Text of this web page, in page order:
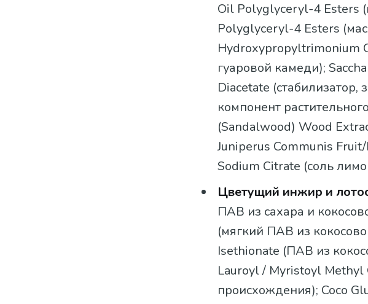
Oil Polyglyceryl-4 Esters
Polyglyceryl-4 Esters
Hydroxypropyltrimonium
гуаровой камеди);
Diacetate
компонент
(Sandalwood) Wood
Juniperus Communis
Sodium Citrate (соль
Цветущий инжир и
ПАВ из сахара и
(мягкий ПАВ из
Isethionate (ПАВ из
Lauroyl / Myristoyl Methyl
происхождения); Coco